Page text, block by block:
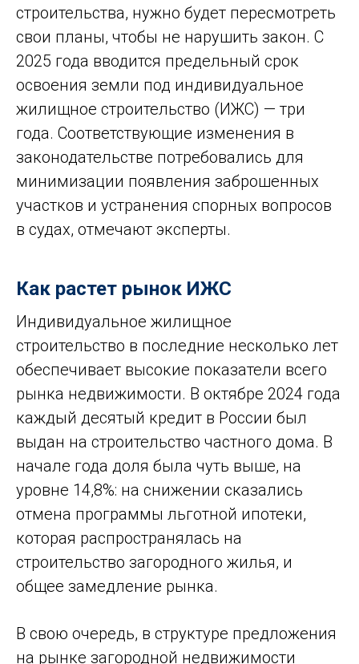
строительства, нужно будет пересмотреть
свои планы, чтобы не нарушить закон. С
2025 года вводится предельный срок
освоения земли под индивидуальное
жилищное строительство (ИЖС) — три
года. Соответствующие изменения в
законодательстве потребовались для
минимизации появления заброшенных
участков и устранения спорных вопросов
в судах, отмечают эксперты.
Как растет рынок ИЖС
Индивидуальное жилищное
строительство в последние несколько лет
обеспечивает высокие показатели всего
рынка недвижимости. В октябре 2024 года
каждый десятый кредит в России был
выдан на строительство частного дома. В
начале года доля была чуть выше, на
уровне 14,8%: на снижении сказались
отмена программы льготной ипотеки,
которая распространялась на
строительство загородного жилья, и
общее замедление рынка.
В свою очередь, в структуре предложения
на рынке загородной недвижимости